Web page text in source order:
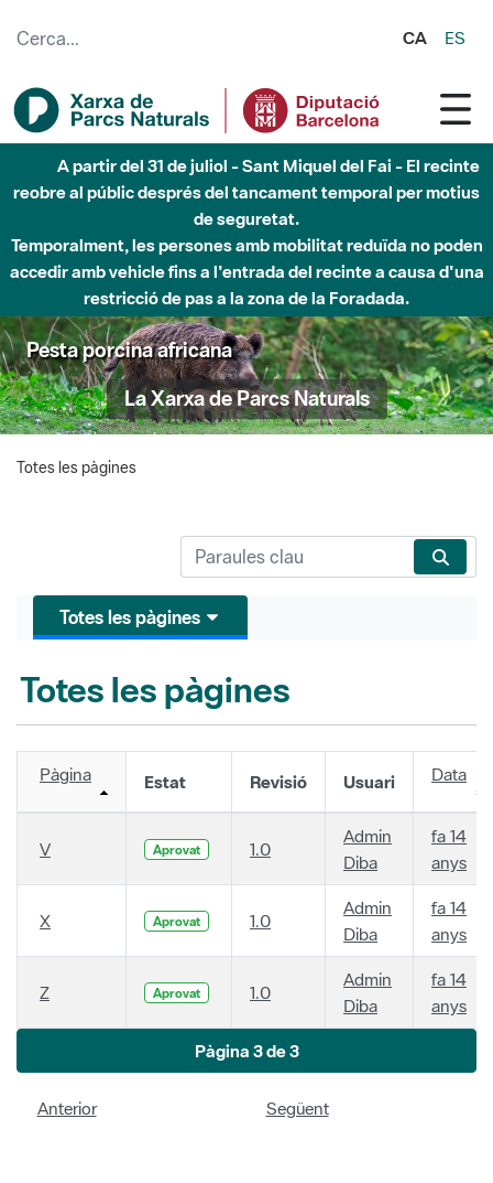
CA ES
A partir del 31 de juliol - Sant Miquel del Fai - El recinte
reobre al públic després del tancament temporal per motius
de seguretat.
Temporalment, les persones amb mobilitat reduïda no poden
accedir amb vehicle fins a l'entrada del recinte a causa d'una
restricció de pas a la zona de la Foradada.
Pesta porcina africana
La Xarxa de Parcs Naturals
Totes les pàgines
Totes les pàgines
Totes les pàgines
Pàgina Estat Revisió Usuari Data
V Aprovat 1.0
Admin
Diba
fa 14
anys
X Aprovat 1.0
Admin
Diba
fa 14
anys
Z Aprovat 1.0
Admin
Diba
fa 14
anys
Pàgina 3 de 3
Anterior Següent